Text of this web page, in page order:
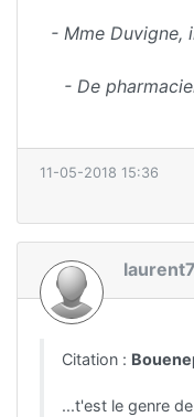
- Mme Duvigne,
- De
11-05-2018 15:36
Citation :
...t'est le genre